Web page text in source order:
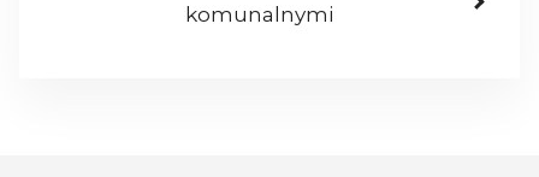
komunalnymi